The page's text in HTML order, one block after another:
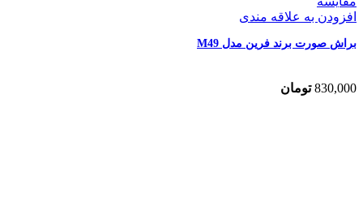
افزودن به علاقه مندی
براش صورت برند فرین مدل M49
830,000 تومان